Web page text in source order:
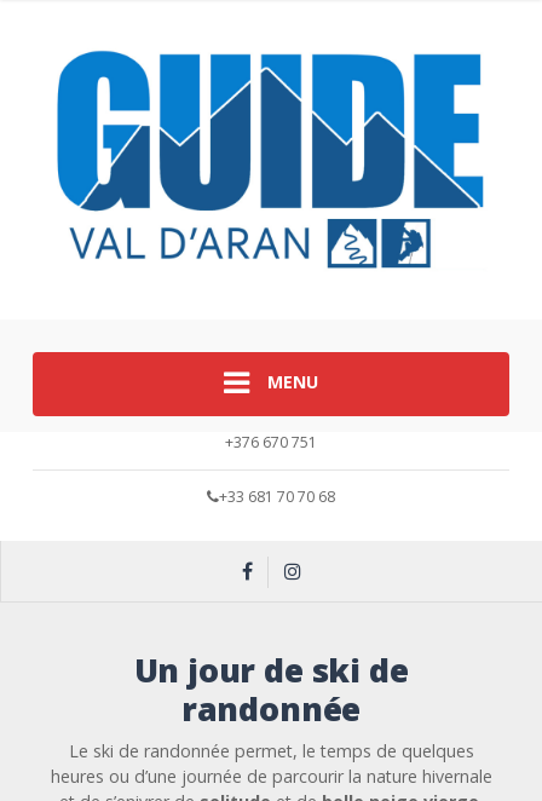
MENU
+376 670 751
+33 681 70 70 68
Un jour de ski de
randonnée
Le ski de randonnée permet, le temps de quelques
heures ou d’une journée de parcourir la nature hivernale